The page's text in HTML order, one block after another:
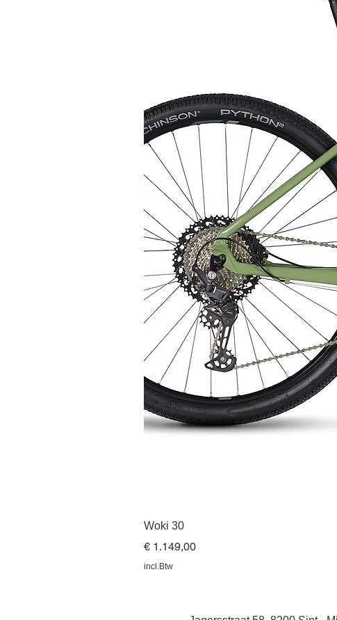
Woki 30
Prijs
€ 1.149,00
incl.Btw